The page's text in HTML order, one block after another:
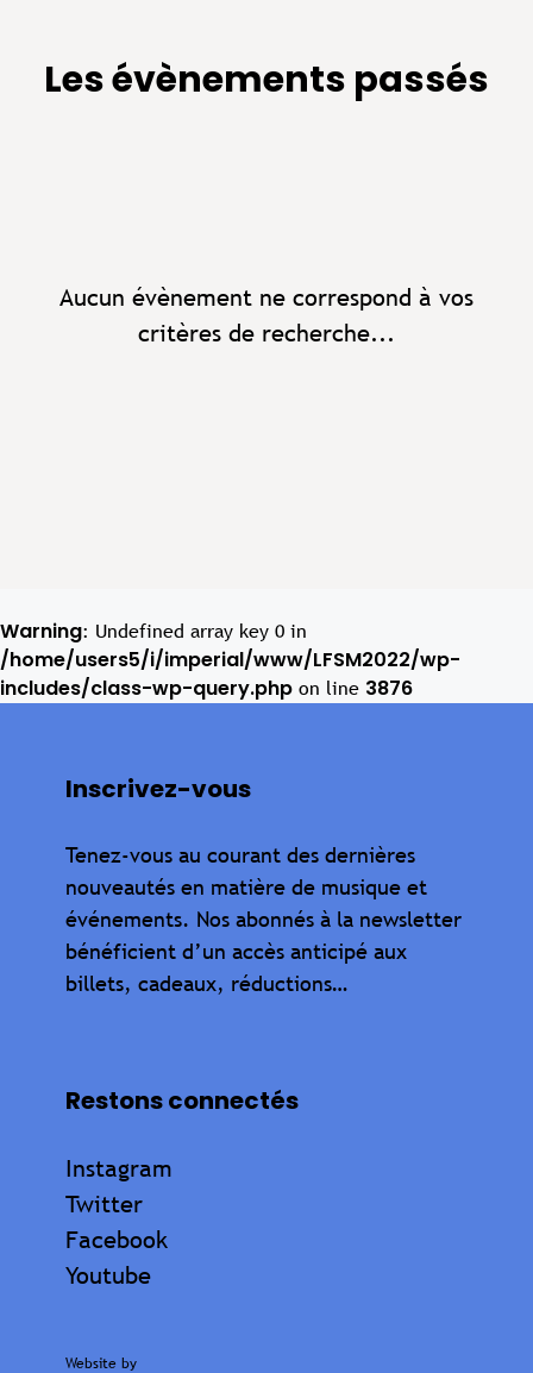
Les évènements passés
Aucun évènement ne correspond à vos
critères de recherche...
Warning: Undefined array key 0 in
/home/users5/i/imperial/www/LFSM2022/wp-
includes/class-wp-query.php on line 3876
Inscrivez-vous
Tenez-vous au courant des dernières
nouveautés en matière de musique et
événements. Nos abonnés à la newsletter
bénéficient d’un accès anticipé aux
billets, cadeaux, réductions…
Restons connectés
Instagram
Twitter
Facebook
Youtube
Website by